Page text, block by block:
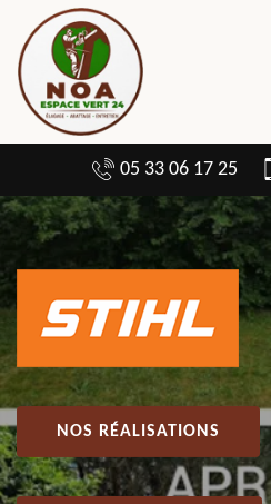
05 33 06 17 25
NOS RÉALISATIONS